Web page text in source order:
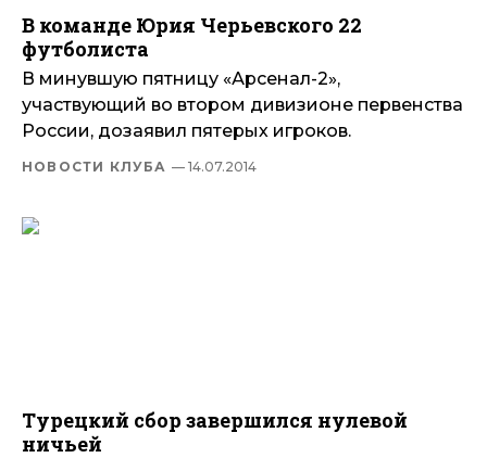
В команде Юрия Черьевского 22
футболиста
В минувшую пятницу «Арсенал-2»,
участвующий во втором дивизионе первенства
России, дозаявил пятерых игроков.
НОВОСТИ КЛУБА — 14.07.2014
Турецкий сбор завершился нулевой
ничьей